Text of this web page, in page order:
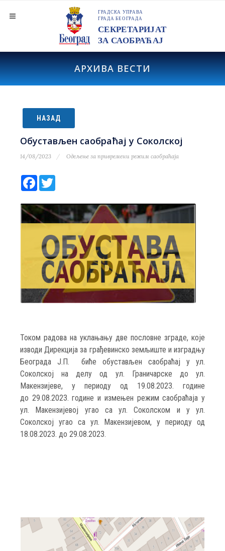
АРХИВА ВЕСТИ
НАЗАД
Обустављен саобраћај у Соколској
14/08/2023 Одељење за привремени режим саобраћаја
Facebook
Током радова на уклањању две пословне зграде, које
изводи Дирекција за грађевинско земљиште и изградњу
Београда Ј.П. биће обустављен саобраћај у ул.
Соколскoj на делу од ул. Граничарске до ул.
Макензијеве, у периоду од 19.08.2023. године
до 29.08.2023. године и измењен режим саобраћаја у
ул. Макензијевoj угао са ул. Соколскoм и у ул.
Соколској угао са ул. Макензијевом, у периоду од
18.08.2023. до 29.08.2023.